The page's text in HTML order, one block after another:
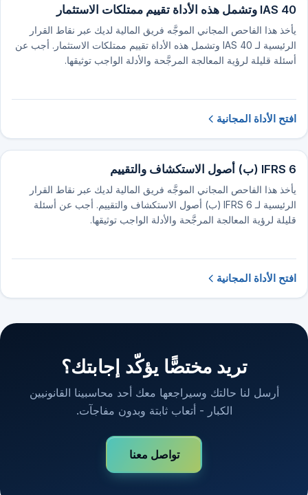
IAS 40 وتشمل هذه الأداة تقييم ممتلكات الاستثمار
يأخذ هذا الفاحص المجاني الموجَّه فريق المالية لديك عبر نقاط القرار
الرئيسية لـ IAS 40 وتشمل هذه الأداة تقييم ممتلكات الاستثمار. أجب عن
أسئلة قليلة لرؤية المعالجة المرجَّحة والأدلة الواجب توثيقها.
افتح الأداة المجانية
IFRS 6 (ب) أصول الاستكشاف والتقييم
يأخذ هذا الفاحص المجاني الموجَّه فريق المالية لديك عبر نقاط القرار
الرئيسية لـ IFRS 6 (ب) أصول الاستكشاف والتقييم. أجب عن أسئلة
قليلة لرؤية المعالجة المرجَّحة والأدلة الواجب توثيقها.
افتح الأداة المجانية
تريد مختصًّا يؤكّد إجابتك؟
أرسل لنا حالتك وسيراجعها معك أحد محاسبينا القانونيين
الكبار - أتعاب ثابتة وبدون مفاجآت.
تواصل معنا